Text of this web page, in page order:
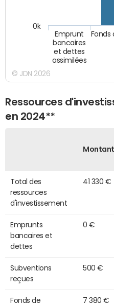
Emprunt
bancaires
et dettes
assimilées
Fonds
0k
© JDN 2026
Ressources
en 2024**
Montant
Total des
ressources
d'investissement
41 330 €
Emprunts
bancaires et
dettes
0 €
Subventions
reçues
500 €
Fonds de 7 380 €